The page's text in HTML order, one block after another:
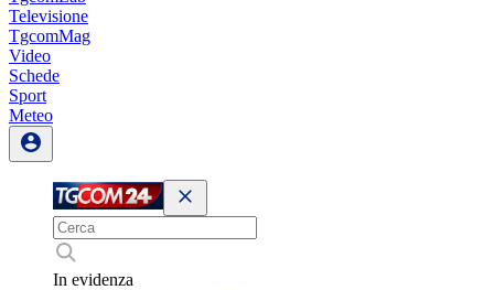
Televisione
TgcomMag
Video
Schede
Sport
Meteo
In evidenza